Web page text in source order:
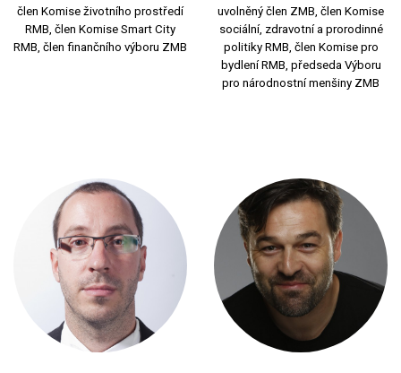
člen Komise životního prostředí
RMB, člen Komise Smart City
RMB, člen finančního výboru ZMB
uvolněný člen ZMB, člen Komise
sociální, zdravotní a prorodinné
politiky RMB, člen Komise pro
bydlení RMB, předseda Výboru
pro národnostní menšiny ZMB